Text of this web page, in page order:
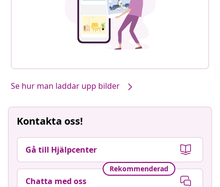
Se hur man laddar upp bilder
Kontakta oss!
Gå till Hjälpcenter
Rekommenderad
Chatta med oss